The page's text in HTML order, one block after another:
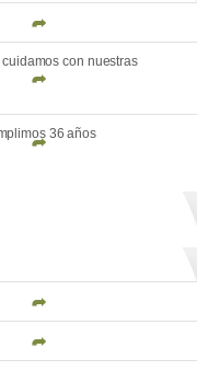
con nuestras
36 años